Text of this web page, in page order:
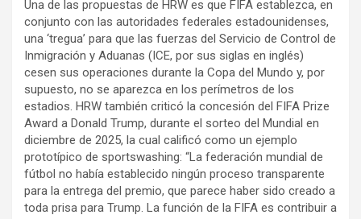
Una de las propuestas de HRW es que FIFA establezca, en
conjunto con las autoridades federales estadounidenses,
una ‘tregua’ para que las fuerzas del Servicio de Control de
Inmigración y Aduanas (ICE, por sus siglas en inglés)
cesen sus operaciones durante la Copa del Mundo y, por
supuesto, no se aparezca en los perímetros de los
estadios. HRW también criticó la concesión del FIFA Prize
Award a Donald Trump, durante el sorteo del Mundial en
diciembre de 2025, la cual calificó como un ejemplo
prototípico de sportswashing: “La federación mundial de
fútbol no había establecido ningún proceso transparente
para la entrega del premio, que parece haber sido creado a
toda prisa para Trump. La función de la FIFA es contribuir a